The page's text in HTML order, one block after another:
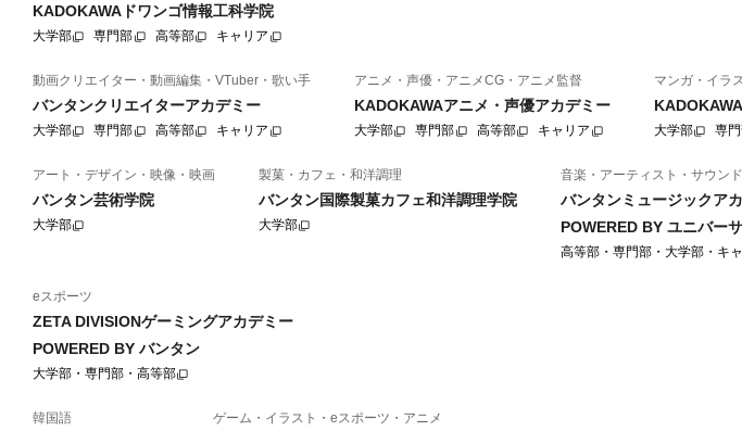
KADOKAWAドワンゴ情報工科学院
大学部 専門部 高等部 キャリア
動画クリエイター・動画編集・VTuber・歌い手
バンタンクリエイターアカデミー
大学部 専門部 高等部 キャリア
アニメ・声優・アニメCG・アニメ監督
KADOKAWAアニメ・声優アカデミー
大学部 専門部 高等部 キャリア
マンガ・イラ
大学部 専
アート・デザイン・映像・映画
バンタン芸術学院
大学部
製菓・カフェ・和洋調理
バンタン国際製菓カフェ和洋調理学院
大学部
音楽・アーティスト・サウン
バンタンミュージックア
POWERED BY ユニバー
高等部・専門部・大学部・キ
eスポーツ
ZETA DIVISIONゲーミングアカデミー
POWERED BY バンタン
大学部・専門部・高等部
韓国語 ゲーム・イラスト・eスポーツ・アニメ